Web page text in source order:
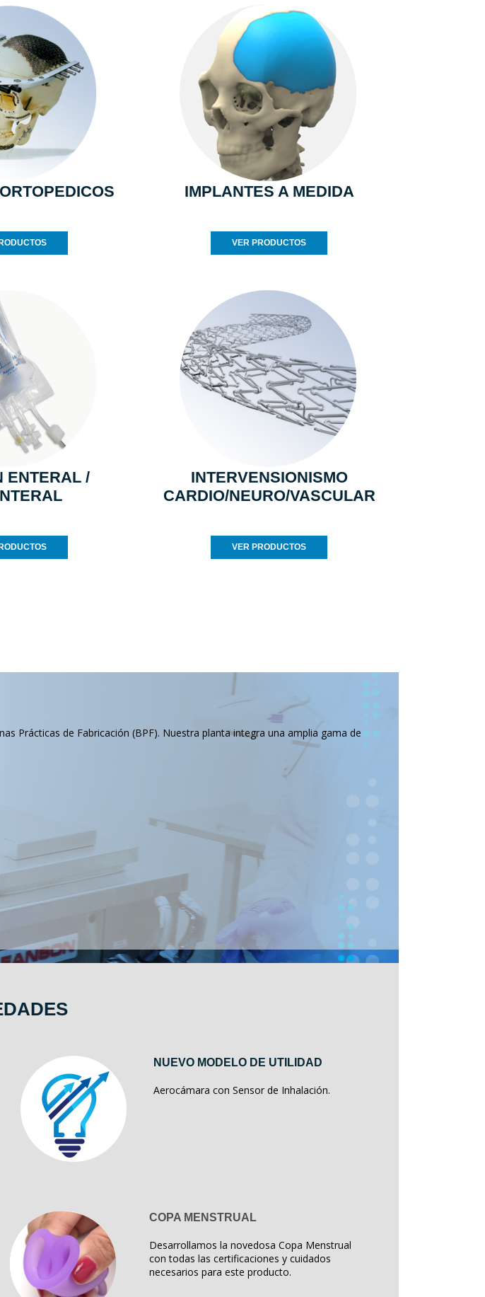
IMPLANTES A MEDIDA
VER PRODUCTOS
ENTERAL /
INTERVENSIONISMO
CARDIO/NEURO/VASCULAR
VER PRODUCTOS
Prácticas de Fabricación (BPF). Nuestra planta integra una amplia gama de
NUEVO MODELO DE UTILIDAD
Aerocámara con Sensor de Inhalación.
COPA MENSTRUAL
Desarrollamos la novedosa Copa Menstrual
con todas las certificaciones y cuidados
necesarios para este producto.